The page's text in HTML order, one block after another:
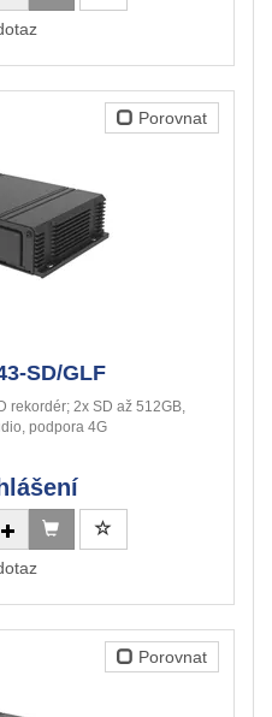
Porovnat
SD/GLF
rekordér; 2x SD až 512GB,
podpora 4G
Porovnat